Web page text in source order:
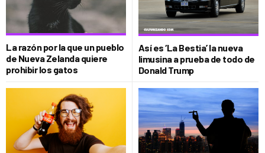
La razón por la que un pueblo
de Nueva Zelanda quiere
prohibir los gatos
Así es ‘La Bestia’ la nueva
limusina a prueba de todo de
Donald Trump